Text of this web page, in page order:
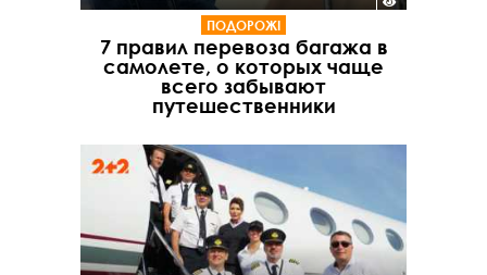
ПОДОРОЖІ
7 правил перевоза багажа в
самолете, о которых чаще
всего забывают
путешественники